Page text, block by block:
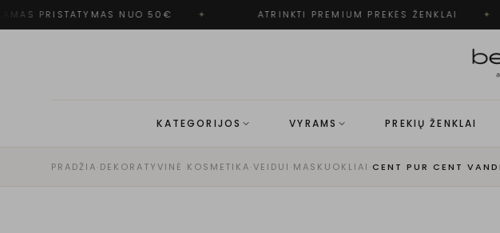
PRISTATYMAS NUO 50€ ATRINKTI PREMIUM PREKĖS ŽENKLAI
KATEGORIJOS VYRAMS PREKIŲ ŽENKLAI
PRADŽIA·DEKORATYVINĖ KOSMETIKA·VEIDUI ·MASKUOKLIAI ·